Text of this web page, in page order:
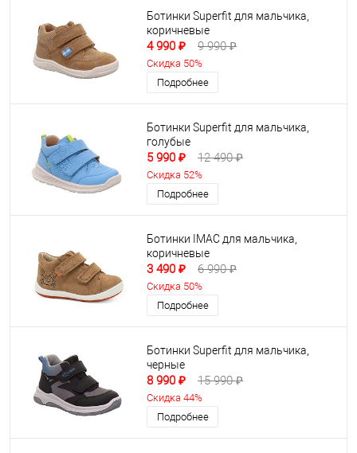
Ботинки Superfit для мальчика,
коричневые
4 990 ₽ 9 990 ₽
Скидка 50%
Подробнее
Ботинки Superfit для мальчика,
голубые
5 990 ₽ 12 490 ₽
Скидка 52%
Подробнее
Ботинки IMAC для мальчика,
коричневые
3 490 ₽ 6 990 ₽
Скидка 50%
Подробнее
Ботинки Superfit для мальчика,
черные
8 990 ₽ 15 990 ₽
Скидка 44%
Подробнее